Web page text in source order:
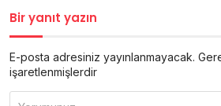
Bir yanıt yazın
E-posta adresiniz yayınlanmayacak.
işaretlenmişlerdir